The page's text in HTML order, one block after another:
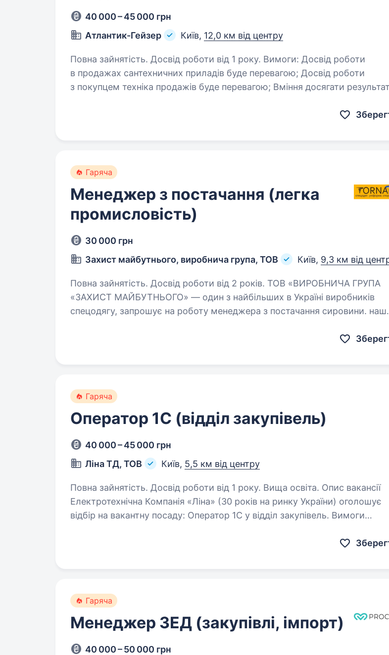
40 000 – 45 000 грн
Атлантик-Гейзер
Київ, 12,0 км від центру
Повна зайнятість. Досвід роботи від 1 року. Вимоги: Досвід роботи
в продажах сантехничних приладів буде перевагою; Досвід роботи
з покупцем техніка продажів буде перевагою; Вміння досягати результату;
Гаряча
Менеджер з постачання (легка
промисловість)
30 000 грн
Захист майбутнього, виробнича група, ТОВ
Київ, 9,3 км від
Повна зайнятість. Досвід роботи від 2 років. ТОВ «ВИРОБНИЧА ГРУПА
«ЗАХИСТ МАЙБУТНЬОГО» — один з найбільших в Україні виробників
спецодягу, запрошує на роботу менеджера з постачання сировини. наш
Гаряча
Оператор 1С (відділ закупівель)
40 000 – 45 000 грн
Ліна ТД, ТОВ
Київ, 5,5 км від центру
Повна зайнятість. Досвід роботи від 1 року. Вища освіта. Опис вакансії
Електротехнічна Компанія «Ліна» (30 років на ринку України) оголошує
відбір на вакантну посаду: Оператор 1С у відділ закупівель. Вимоги
Гаряча
Менеджер ЗЕД (закупівлі, імпорт)
40 000 – 50 000 грн